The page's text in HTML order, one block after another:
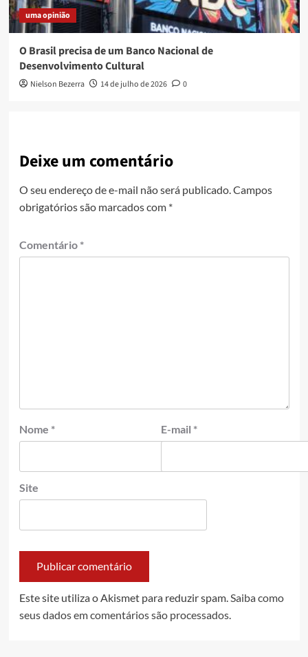
uma opinião
O Brasil precisa de um Banco Nacional de
Desenvolvimento Cultural
Nielson Bezerra 14 de julho de 2026 0
Deixe um comentário
O seu endereço de e-mail não será publicado.Campos
obrigatórios são marcados com *
Comentário *
Nome * E-mail *
Site
Este site utiliza o Akismet para reduzir spam.Saiba como
seus dados em comentários são processados.